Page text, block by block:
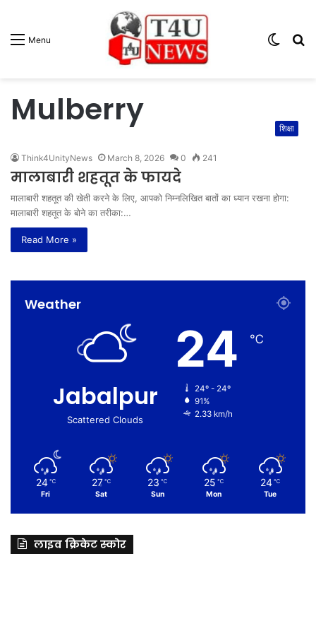
Menu
Switch
Mulberry शिक्षा
Think4UnityNews March 8, 2026 0 241
मालाबारी शहतूत के फायदे
मालाबारी शहतूत की खेती करने के लिए, आपको निम्नलिखित बातों का ध्यान रखना होगा:
मालाबारी शहतूत के बोने का तरीका:…
Read More »
Weather
Jabalpur
Scattered Clouds
24 ℃
24º - 24º
91%
2.33 km/h
24 ℃
Fri
27 ℃
Sat
23 ℃
Sun
25 ℃
Mon
24 ℃
Tue
लाइव क्रिकेट स्कोर